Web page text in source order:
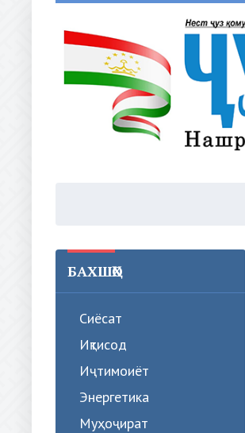
БАХШҲО
Сиёсат
Иқтисод
Иҷтимоиёт
Энергетика
Муҳоҷират